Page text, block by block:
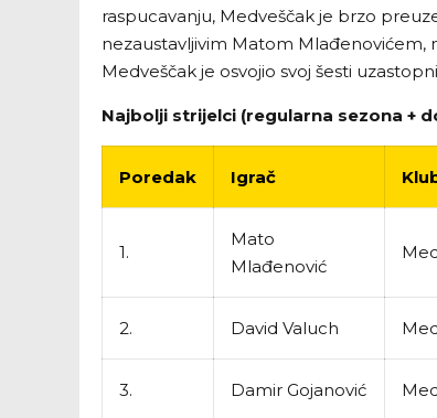
raspucavanju, Medveščak je brzo
nezaustavljivim Matom Mlađenovićem,
Medveščak je osvojio svoj šesti
Najbolji strijelci (regularna sezona +
Poredak Igrač
1.
Mato
Mlađenović
2. David Valuch
3. Damir Gojanović